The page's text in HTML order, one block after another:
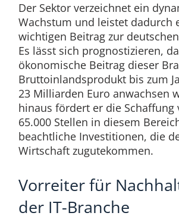
Der Sektor verzeichnet ein
Wachstum und leistet dadurch
wichtigen Beitrag zur
Es lässt sich prognostizieren,
ökonomische Beitrag dieser
Bruttoinlandsprodukt bis zum
23 Milliarden Euro anwachsen
hinaus fördert er die Schaffung
65.000 Stellen in diesem
beachtliche Investitionen, die
Wirtschaft zugutekommen.
Vorreiter für
der IT-Branche